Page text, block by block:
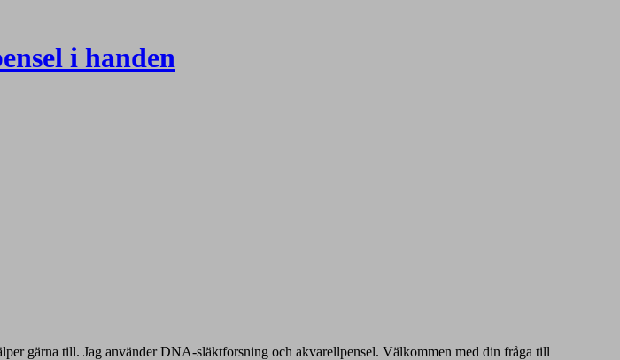
i handen
gärna till. Jag använder DNA-släktforsning och akvarellpensel. Välkommen med din fråga till